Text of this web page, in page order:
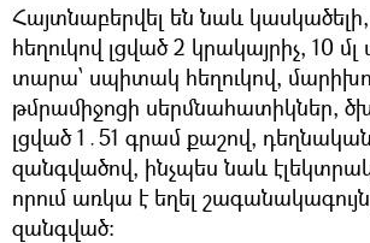
Հայտնաբերվել են նաև
հեղուկով լցված 2 կրակայրիչ, 10
տարա՝ սպիտակ հեղուկով,
թմրամիջոցի սերմնահատիկներ,
լցված 1․51 գրամ քաշով,
զանգվածով, ինչպես նաև
որում առկա է եղել
զանգված։